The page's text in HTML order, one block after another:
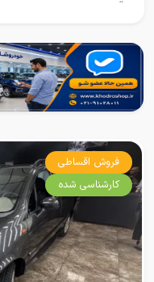
فروش اقساطی
کارشناسی شده